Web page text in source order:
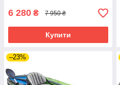
6 280 ₴ 7 950 ₴
Купити
–23%